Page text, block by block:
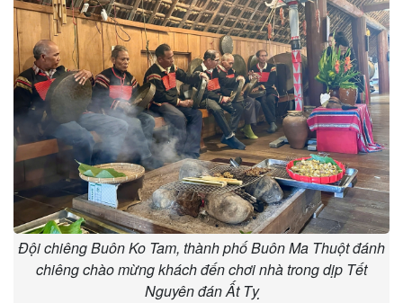
Đội chiêng Buôn Ko Tam, thành phố Buôn Ma Thuột đánh
chiêng chào mừng khách đến chơi nhà trong dịp Tết
Nguyên đán Ất Tỵ